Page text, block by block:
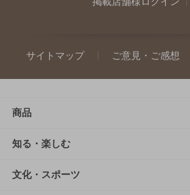
サイトマップ ご意見・ご感想
商品
商品TOP
商品一覧
知る・楽しむ
知る・楽しむTOP
文化・スポーツ